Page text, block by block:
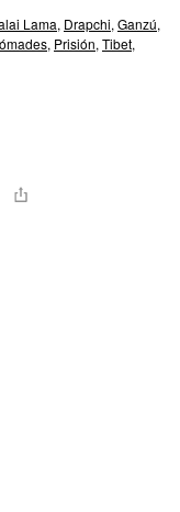
Lama, Drapchi, Ganzú,
, Prisión, Tibet,